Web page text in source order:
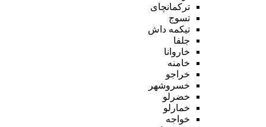
ترکمانچای
تسوج
تیکمه داش
جلفا
خاروانا
خامنه
خراجو
خسروشهر
خضرلو
خمارلو
خواجه